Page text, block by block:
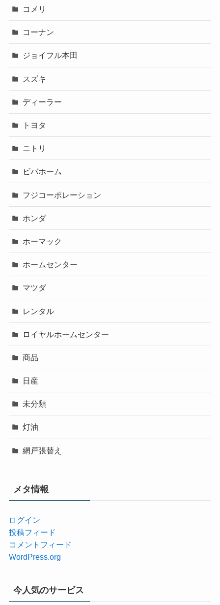
コメリ
コーナン
ジョイフル本田
スズキ
ディーラー
トヨタ
ニトリ
ビバホーム
フジコーポレーション
ホンダ
ホーマック
ホームセンター
マツダ
レンタル
ロイヤルホームセンター
商品
日産
未分類
灯油
網戸張替え
メタ情報
ログイン
投稿フィード
コメントフィード
WordPress.org
今人気のサービス